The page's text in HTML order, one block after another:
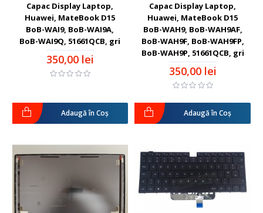
Capac Display Laptop,
Huawei, MateBook D15
BoB-WAI9, BoB-WAI9A,
BoB-WAI9Q, 51661QCB, gri
350,00 lei
Adaugă în Coş
Capac Display Laptop,
Huawei, MateBook D15
BoB-WAH9, BoB-WAH9AF,
BoB-WAH9F, BoB-WAH9FP,
BoB-WAH9P, 51661QCB, gri
350,00 lei
Adaugă în Coş